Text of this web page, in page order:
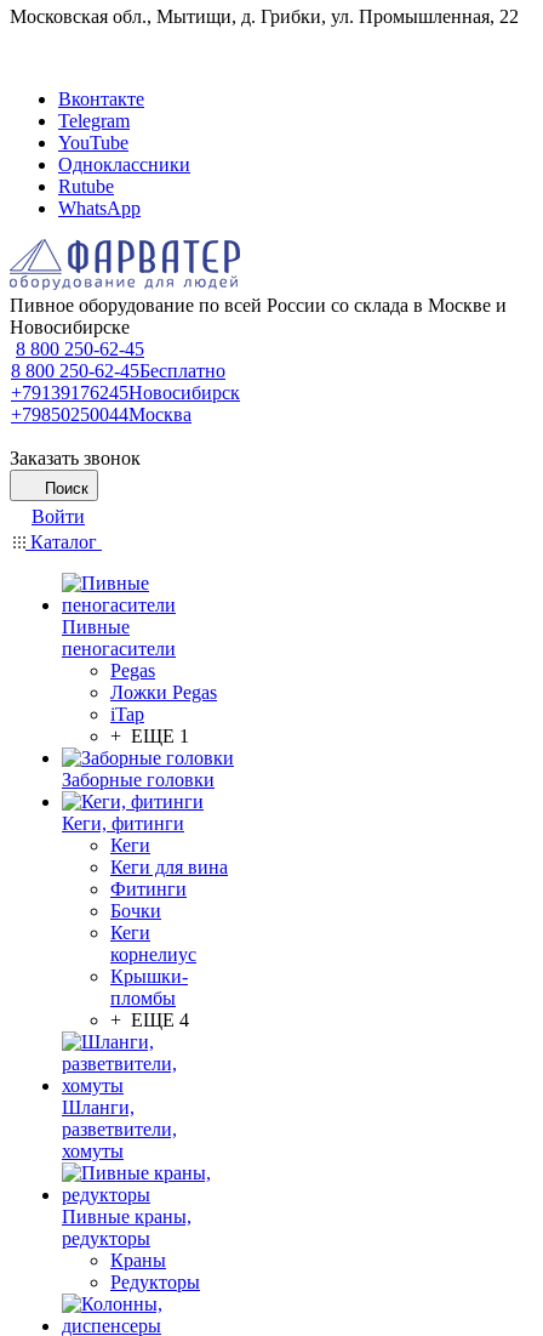
Московская обл., Мытищи, д. Грибки, ул. Промышленная, 22
Вконтакте
Telegram
YouTube
Одноклассники
Rutube
WhatsApp
Пивное оборудование по всей России со склада в Москве и
Новосибирске
8 800 250-62-45
8 800 250-62-45Бесплатно
+79139176245Новосибирск
+79850250044Москва
Заказать звонок
Поиск
Войти
Каталог
Пивные
пеногасители
Pegas
Ложки Pegas
iTap
+ ЕЩЕ 1
Заборные головки
Кеги, фитинги
Кеги
Кеги для вина
Фитинги
Бочки
Кеги
корнелиус
Крышки-
пломбы
+ ЕЩЕ 4
Шланги,
разветвители,
хомуты
Пивные краны,
редукторы
Краны
Редукторы